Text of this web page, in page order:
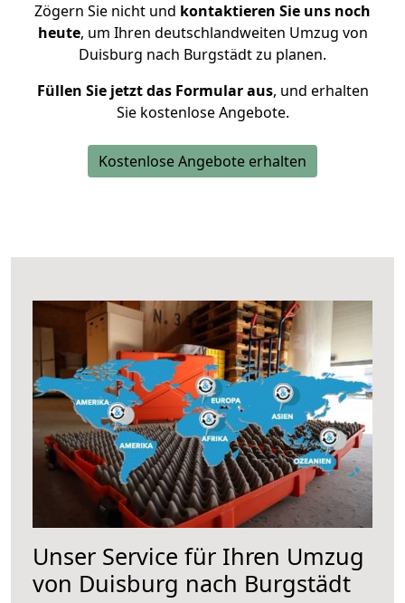
Zögern Sie nicht und kontaktieren Sie uns noch
heute, um Ihren deutschlandweiten Umzug von
Duisburg nach Burgstädt zu planen.
Füllen Sie jetzt das Formular aus, und erhalten
Sie kostenlose Angebote.
Kostenlose Angebote erhalten
Unser Service für Ihren Umzug
von Duisburg nach Burgstädt